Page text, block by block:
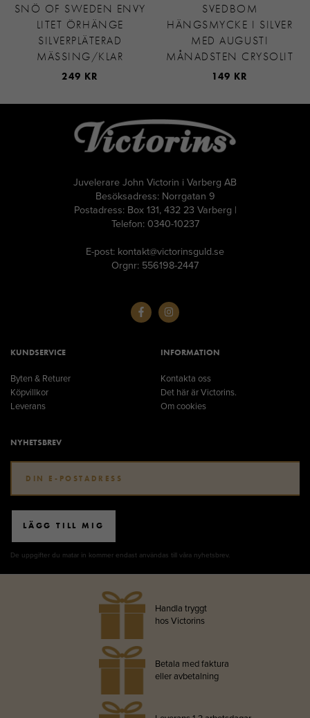
SNÖ OF SWEDEN ENVY
LITET ÖRHÄNGE
SILVERPLÄTERAD
MÄSSING/KLAR
249 KR
SVEDBOM
HÄNGSMYCKE I SILVER
MED AUGUSTI
MÅNADSTEN CRYSOLIT
149 KR
Juvelerare John Victorin i Varberg AB
Besöksadress: Norrgatan 9
Postadress: Box 131, 432 23 Varberg |
Telefon: 0340-10237
E-post: kontakt@victorinsguld.se
Orgnr: 556198-2447
KUNDSERVICE
Byten & Returer
Köpvillkor
Leverans
INFORMATION
Kontakta oss
Det här är Victorins.
Om cookies
NYHETSBREV
LÄGG TILL MIG
De uppgifter du matar in kommer endast användas till våra nyhetsbrev.
Handla tryggt
hos Victorins
Betala med faktura
eller avbetalning